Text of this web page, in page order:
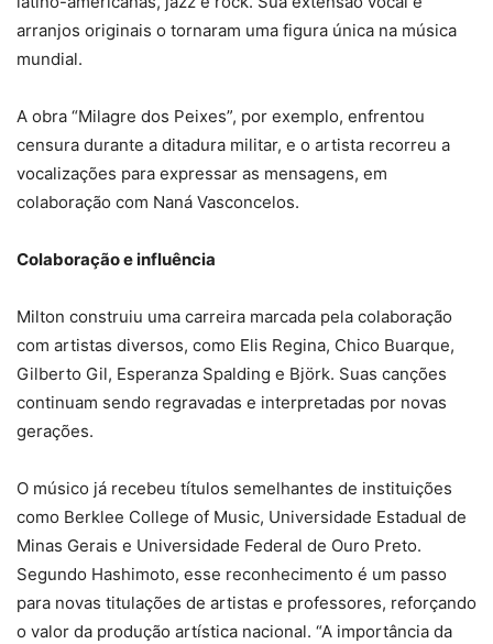
arranjos originais o tornaram uma figura única na música
mundial.
A obra “Milagre dos Peixes”, por exemplo, enfrentou
censura durante a ditadura militar, e o artista recorreu a
vocalizações para expressar as mensagens, em
colaboração com Naná Vasconcelos.
Colaboração e influência
Milton construiu uma carreira marcada pela colaboração
com artistas diversos, como Elis Regina, Chico Buarque,
Gilberto Gil, Esperanza Spalding e Björk. Suas canções
continuam sendo regravadas e interpretadas por novas
gerações.
O músico já recebeu títulos semelhantes de instituições
como Berklee College of Music, Universidade Estadual de
Minas Gerais e Universidade Federal de Ouro Preto.
Segundo Hashimoto, esse reconhecimento é um passo
para novas titulações de artistas e professores, reforçando
o valor da produção artística nacional. “A importância da